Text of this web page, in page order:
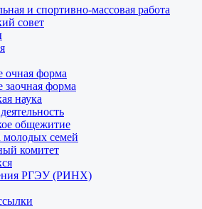
и спортивно-массовая работа
совет
очная форма
заочная форма
наука
общежитие
семей
комитет
РГЭУ (РИНХ)